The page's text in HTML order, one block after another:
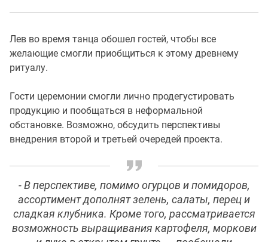
Лев во время танца обошел гостей, чтобы все
желающие смогли приобщиться к этому древнему
ритуалу.
Гости церемонии смогли лично продегустировать
продукцию и пообщаться в неформальной
обстановке. Возможно, обсудить перспективы
внедрения второй и третьей очередей проекта.
- В перспективе, помимо огурцов и помидоров,
ассортимент дополнят зелень, салаты, перец и
сладкая клубника. Кроме того, рассматривается
возможность выращивания картофеля, моркови